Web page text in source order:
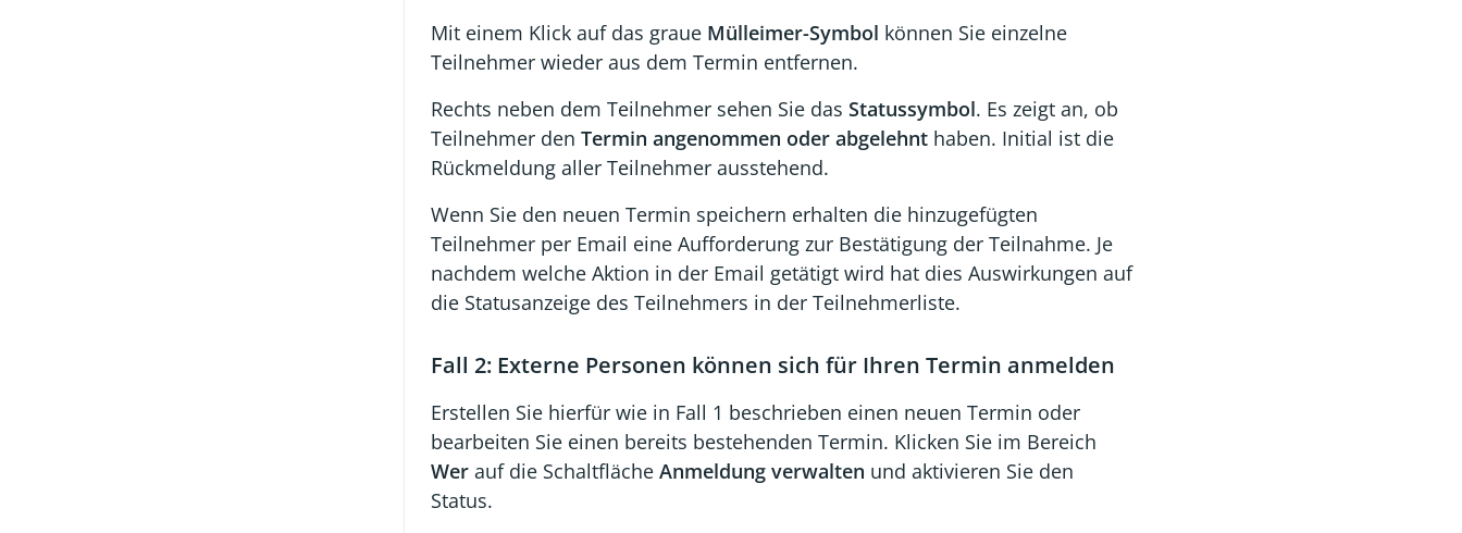
Mit einem Klick auf das graue Mülleimer-Symbol können Sie einzelne
Teilnehmer wieder aus dem Termin entfernen.
Rechts neben dem Teilnehmer sehen Sie das Statussymbol. Es zeigt an, ob
Teilnehmer den Termin angenommen oder abgelehnt haben. Initial ist die
Rückmeldung aller Teilnehmer ausstehend.
Wenn Sie den neuen Termin speichern erhalten die hinzugefügten
Teilnehmer per Email eine Aufforderung zur Bestätigung der Teilnahme. Je
nachdem welche Aktion in der Email getätigt wird hat dies Auswirkungen auf
die Statusanzeige des Teilnehmers in der Teilnehmerliste.
Fall 2: Externe Personen können sich für Ihren Termin anmelden
Erstellen Sie hierfür wie in Fall 1 beschrieben einen neuen Termin oder
bearbeiten Sie einen bereits bestehenden Termin. Klicken Sie im Bereich
Wer auf die Schaltfläche Anmeldung verwalten und aktivieren Sie den
Status.